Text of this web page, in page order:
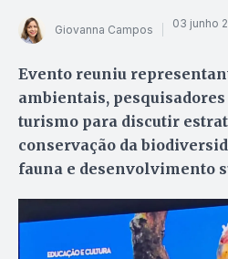
Giovanna Campos 03 junho
Evento reuniu
ambientais,
turismo para discutir
conservação da
fauna e desenvolvimento